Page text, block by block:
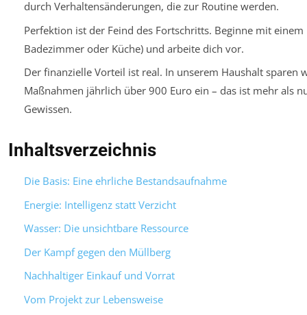
durch Verhaltensänderungen, die zur Routine werden.
Perfektion ist der Feind des Fortschritts. Beginne mit einem
Badezimmer oder Küche) und arbeite dich vor.
Der finanzielle Vorteil ist real. In unserem Haushalt sparen
Maßnahmen jährlich über 900 Euro ein – das ist mehr als
Gewissen.
Inhaltsverzeichnis
Die Basis: Eine ehrliche Bestandsaufnahme
Energie: Intelligenz statt Verzicht
Wasser: Die unsichtbare Ressource
Der Kampf gegen den Müllberg
Nachhaltiger Einkauf und Vorrat
Vom Projekt zur Lebensweise